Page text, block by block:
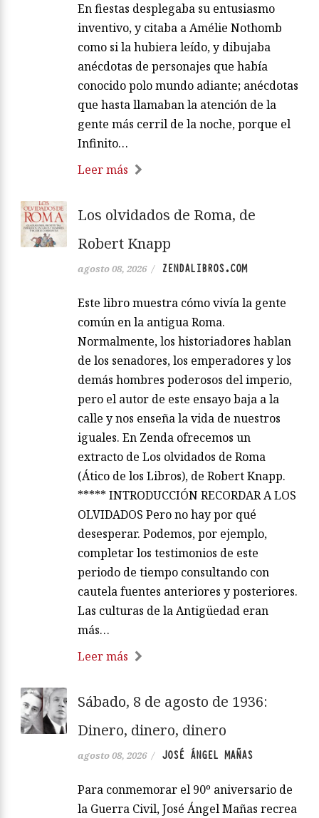
En fiestas desplegaba su entusiasmo
inventivo, y citaba a Amélie Nothomb
como si la hubiera leído, y dibujaba
anécdotas de personajes que había
conocido polo mundo adiante; anécdotas
que hasta llamaban la atención de la
gente más cerril de la noche, porque el
Infinito…
Leer más
Los olvidados de Roma, de
Robert Knapp
agosto 08, 2026 / ZENDALIBROS.COM
Este libro muestra cómo vivía la gente
común en la antigua Roma.
Normalmente, los historiadores hablan
de los senadores, los emperadores y los
demás hombres poderosos del imperio,
pero el autor de este ensayo baja a la
calle y nos enseña la vida de nuestros
iguales. En Zenda ofrecemos un
extracto de Los olvidados de Roma
(Ático de los Libros), de Robert Knapp.
***** INTRODUCCIÓN RECORDAR A LOS
OLVIDADOS Pero no hay por qué
desesperar. Podemos, por ejemplo,
completar los testimonios de este
periodo de tiempo consultando con
cautela fuentes anteriores y posteriores.
Las culturas de la Antigüedad eran
más…
Leer más
Sábado, 8 de agosto de 1936:
Dinero, dinero, dinero
agosto 08, 2026 / JOSÉ ÁNGEL MAÑAS
Para conmemorar el 90º aniversario de
la Guerra Civil, José Ángel Mañas recrea